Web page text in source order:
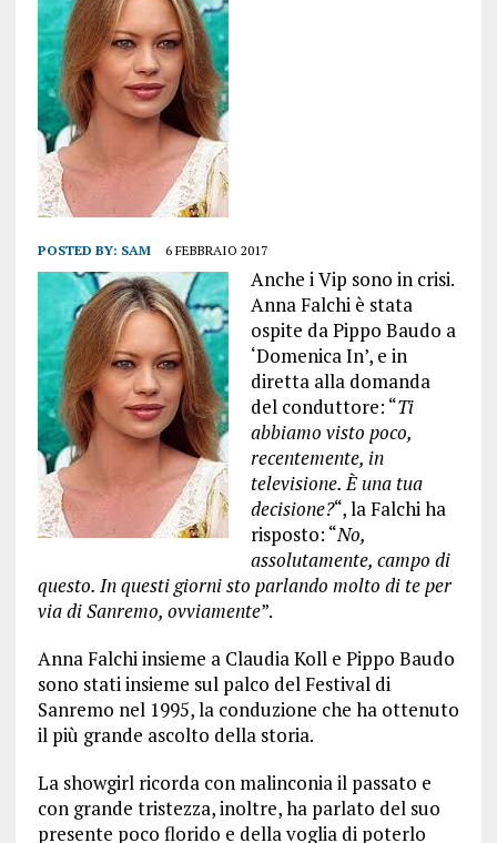
POSTED BY: SAM 6 FEBBRAIO 2017
Anche i Vip sono in crisi.
Anna Falchi è stata
ospite da Pippo Baudo a
‘Domenica In’, e in
diretta alla domanda
del conduttore: “Ti
abbiamo visto poco,
recentemente, in
televisione. È una tua
decisione?“, la Falchi ha
risposto: “No,
assolutamente, campo di
questo. In questi giorni sto parlando molto di te per
via di Sanremo, ovviamente”.
Anna Falchi insieme a Claudia Koll e Pippo Baudo
sono stati insieme sul palco del Festival di
Sanremo nel 1995, la conduzione che ha ottenuto
il più grande ascolto della storia.
La showgirl ricorda con malinconia il passato e
con grande tristezza, inoltre, ha parlato del suo
presente poco florido e della voglia di poterlo